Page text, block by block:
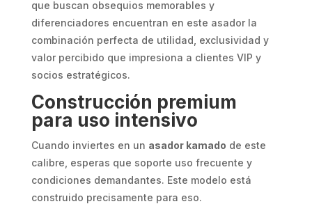
que buscan obsequios memorables y
diferenciadores encuentran en este asador la
combinación perfecta de utilidad, exclusividad y
valor percibido que impresiona a clientes VIP y
socios estratégicos.
Construcción premium
para uso intensivo
Cuando inviertes en un asador kamado de este
calibre, esperas que soporte uso frecuente y
condiciones demandantes. Este modelo está
construido precisamente para eso.